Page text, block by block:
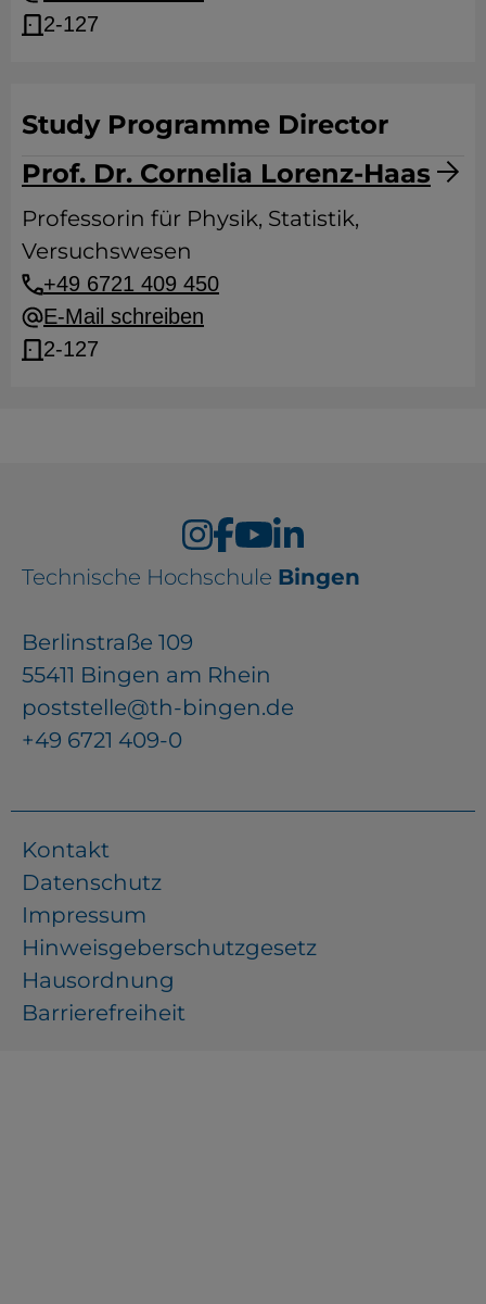
2-127
Prof. Dr. Cornelia Lorenz-Haas
Study Programme Director
Professorin für Physik, Statistik,
Versuchswesen
+49 6721 409 450
E-Mail schreiben
2-127
Technische Hochschule Bingen
Berlinstraße 109
55411 Bingen am Rhein
poststelle@th-bingen.de
+49 6721 409-0
Kontakt
Datenschutz
Impressum
Hinweisgeberschutzgesetz
Hausordnung
Barrierefreiheit